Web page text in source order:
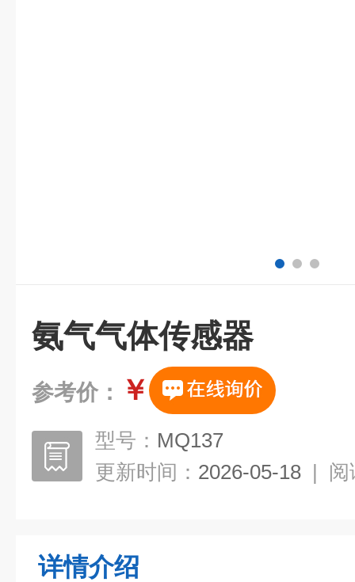
氨气气体传感器
参考价： ￥
型号： MQ137
更新时间： 2026-05-18 | 阅
详情介绍